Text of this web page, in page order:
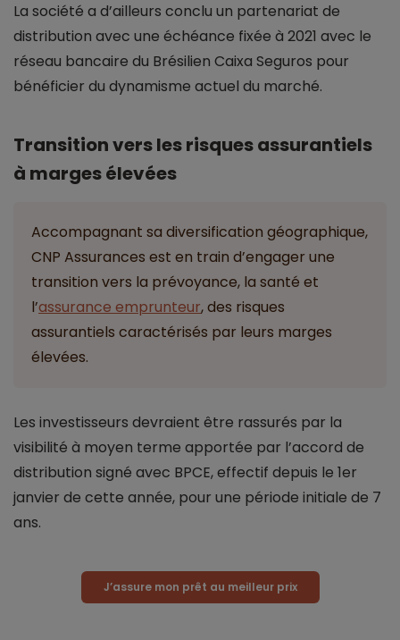
La société a d’ailleurs conclu un partenariat de
distribution avec une échéance fixée à 2021 avec le
réseau bancaire du Brésilien Caixa Seguros pour
bénéficier du dynamisme actuel du marché.
Transition vers les risques assurantiels
à marges élevées
Accompagnant sa diversification géographique,
CNP Assurances est en train d’engager une
transition vers la prévoyance, la santé et
l’assurance emprunteur, des risques
assurantiels caractérisés par leurs marges
élevées.
Les investisseurs devraient être rassurés par la
visibilité à moyen terme apportée par l’accord de
distribution signé avec BPCE, effectif depuis le 1er
janvier de cette année, pour une période initiale de 7
ans.
J’assure mon prêt au meilleur prix